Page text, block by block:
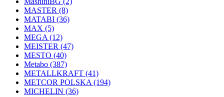
MASTER (8)
MATABI (36)
MAX (5)
MEGA (12)
MEISTER (47)
MESTO (40)
Metabo (387)
METALLKRAFT (41)
METCOR POLSKA (194)
MICHELIN (36)